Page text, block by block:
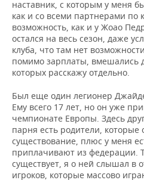
наставник, с которым у меня
как и со всеми партнерами по
возможность, как и у Жоао
остался на весь сезон, даже
клуба, что там нет
помимо зарплаты, вмешались
которых расскажу отдельно.
Был еще один легионер
Ему всего 17 лет, но он уже
чемпионате Европы. Здесь
парня есть родители,
существование, плюс у меня
приплачивают из федерации.
существует, я о ней слышал в
игроков, которые массово